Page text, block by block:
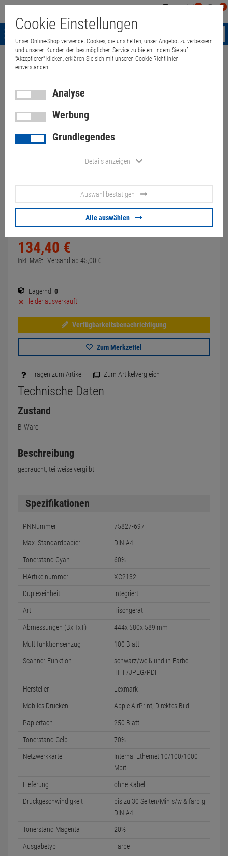
0 0
Menü
Weiter einkaufen
Lexmark XC2132 All-in-One
FAX Kopierer Scanner
Farbdrucker ADF Duplex LAN
10059563
134,40 €
inkl. MwSt. Versand ab 45,00 €
Lagernd: 0
leider ausverkauft
Verfügbarkeitsbenachrichtigung
Zum Merkzettel
Fragen zum Artikel Zum Artikelvergleich
Technische Daten
Zustand
B-Ware
Beschreibung
gebraucht, teilweise vergilbt
Spezifikationen
PNNummer 75827-697
Max. Standardpapier DIN A4
Tonerstand Cyan 60%
HArtikelnummer XC2132
Duplexeinheit integriert
Art Tischgerät
Abmessungen (BxHxT) 444x 580x 589 mm
Multifunktionseinzug 100 Blatt
Scanner-Funktion
schwarz/weiß und in Farbe
TIFF/JPEG/PDF
Hersteller Lexmark
Mobiles Drucken Apple AirPrint, Direktes Bild
Papierfach 250 Blatt
Tonerstand Gelb 70%
Netzwerkkarte
Internal Ethernet 10/100/1000
Mbit
Lieferung ohne Kabel
Druckgeschwindigkeit
bis zu 30 Seiten/Min s/w & farbig
DIN A4
Tonerstand Magenta 20%
Ausgabetyp Farbe
Cookie Einstellungen
Unser Online-Shop verwendet Cookies, die uns helfen, unser Angebot zu verbessern
und unseren Kunden den bestmöglichen Service zu bieten. Indem Sie auf
"Akzeptieren" klicken, erklären Sie sich mit unseren Cookie-Richtlinien
einverstanden.
Analyse
Werbung
Grundlegendes
Details anzeigen
Auswahl bestätigen
Alle auswählen